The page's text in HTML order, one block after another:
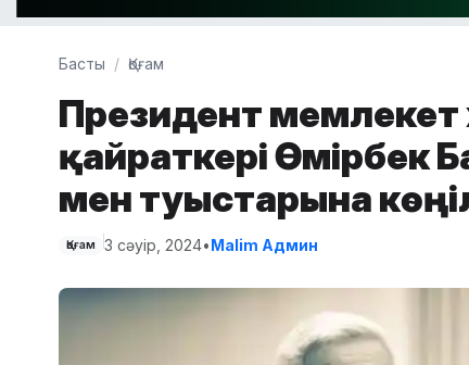
Басты Қоғам
Президент мемлекет
қайраткері Өмірбек
мен туыстарына
Қоғам 3 сәуір, 2024•Malim Админ